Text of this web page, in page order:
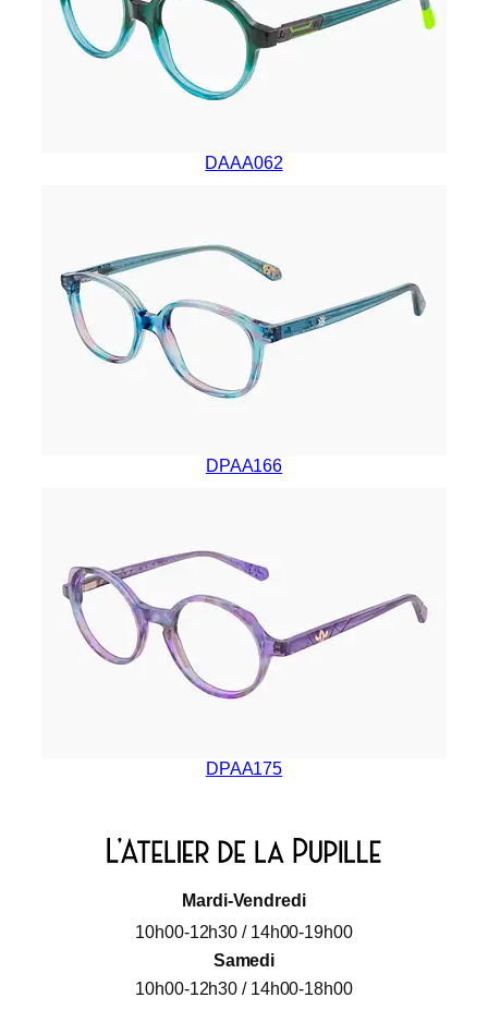
DAAA062
DPAA166
DPAA175
Mardi-Vendredi
10h00-12h30 / 14h00-19h00
Samedi
10h00-12h30 / 14h00-18h00